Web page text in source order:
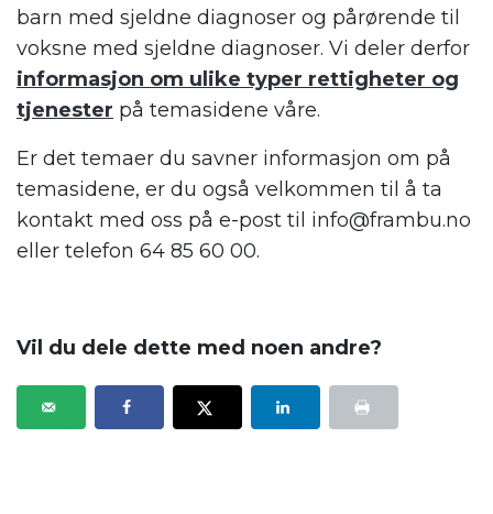
barn med sjeldne diagnoser og pårørende til
voksne med sjeldne diagnoser. Vi deler derfor
informasjon om ulike typer rettigheter og
tjenester på temasidene våre.
Er det temaer du savner informasjon om på
temasidene, er du også velkommen til å ta
kontakt med oss på e-post til info@frambu.no
eller telefon 64 85 60 00.
Vil du dele dette med noen andre?